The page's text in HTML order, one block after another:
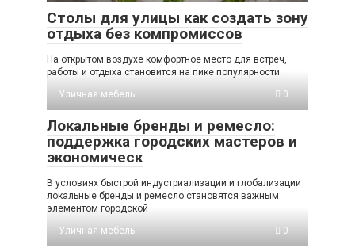
Столы для улицы как создать зону
отдыха без компромиссов
На открытом воздухе комфортное место для встреч,
работы и отдыха становится на пике популярности.
Уличная мебель
0
Локальные бренды и ремесло:
поддержка городских мастеров и
экономическ
В условиях быстрой индустриализации и глобализации
локальные бренды и ремесло становятся важным
элементом городской
Уличная мебель
0